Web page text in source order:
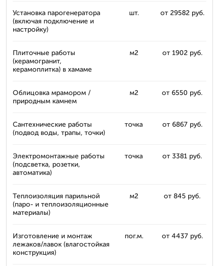
Установка парогенератора
(включая подключение и
настройку)
шт. от 29582 руб.
Плиточные работы
(керамогранит,
керамоплитка) в хамаме
м2 от 1902 руб.
Облицовка мрамором /
природным камнем
м2 от 6550 руб.
Сантехнические работы
(подвод воды, трапы, точки)
точка от 6867 руб.
Электромонтажные работы
(подсветка, розетки,
автоматика)
точка от 3381 руб.
Теплоизоляция парильной
(паро- и теплоизоляционные
материалы)
м2 от 845 руб.
Изготовление и монтаж
лежаков/лавок (влагостойкая
конструкция)
пог.м. от 4437 руб.